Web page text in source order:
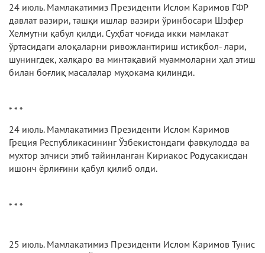
24 июль. Мамлакатимиз Президенти Ислом Каримов ГФР
давлат вазири, ташқи ишлар вазири ўринбосари Шэфер
Хелмутни қабул қилди. Суҳбат чоғида икки мамлакат
ўртасидаги алоқаларни ривожлантириш истиқбол- лари,
шунингдек, халқаро ва минтақавий муаммоларни ҳал этиш
билан боғлиқ масалалар муҳокама қилинди.
* * *
24 июль. Мамлакатимиз Президенти Ислом Каримов
Греция Республикасининг Ўзбекистондаги фавқулодда ва
мухтор элчиси этиб тайинланган Кириакос Родусакисдан
ишонч ёрлиғини қабул қилиб олди.
* * *
25 июль. Мамлакатимиз Президенти Ислом Каримов Тунис